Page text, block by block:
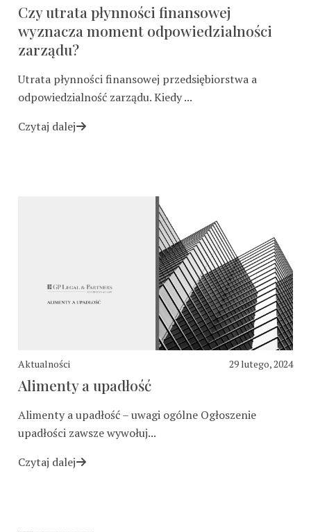
Czy utrata płynności finansowej
wyznacza moment odpowiedzialności
zarządu?
Utrata płynności finansowej przedsiębiorstwa a
odpowiedzialność zarządu. Kiedy ...
Czytaj dalej
Aktualności 29 lutego, 2024
Alimenty a upadłość
Alimenty a upadłość – uwagi ogólne Ogłoszenie
upadłości zawsze wywołuj...
Czytaj dalej